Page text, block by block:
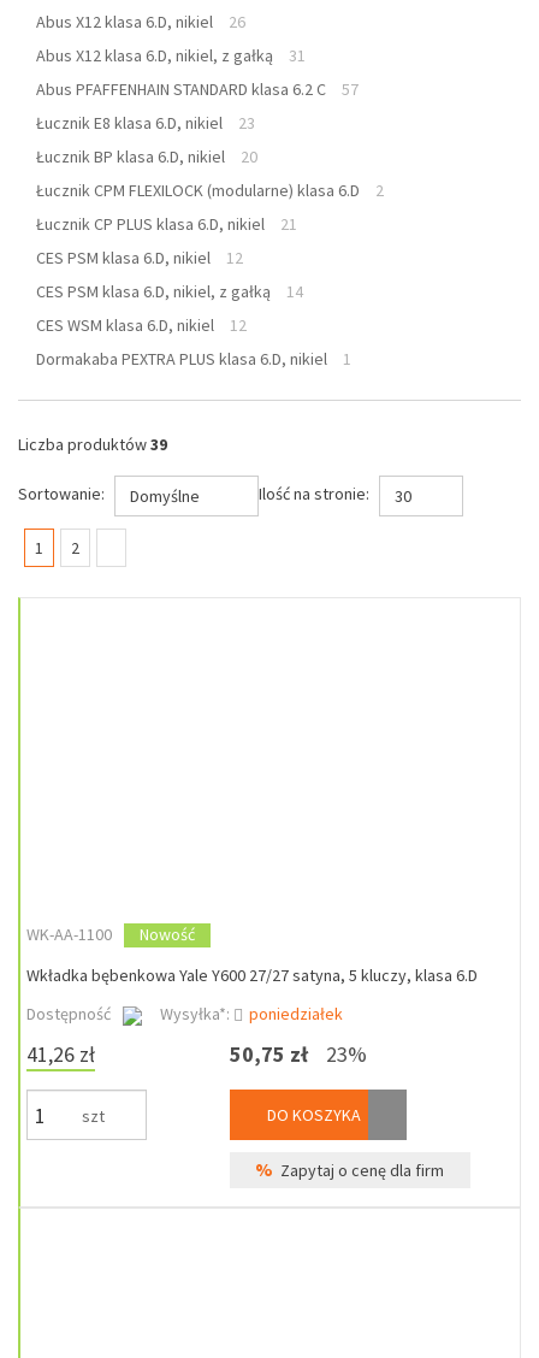
Abus X12 klasa 6.D, nikiel
26
Abus X12 klasa 6.D, nikiel, z gałką
31
Abus PFAFFENHAIN STANDARD klasa 6.2 C
57
Łucznik E8 klasa 6.D, nikiel
23
Łucznik BP klasa 6.D, nikiel
20
Łucznik CPM FLEXILOCK (modularne) klasa 6.D
2
Łucznik CP PLUS klasa 6.D, nikiel
21
CES PSM klasa 6.D, nikiel
12
CES PSM klasa 6.D, nikiel, z gałką
14
CES WSM klasa 6.D, nikiel
12
Dormakaba PEXTRA PLUS klasa 6.D, nikiel
1
Liczba produktów39
Sortowanie: Domyślne Ilość na stronie: 30
1 (current)
2
WK-AA-1100
Nowość
Wkładka bębenkowa Yale Y600 27/27 satyna, 5 kluczy, klasa 6.D
Dostępność
Wysyłka*: poniedziałek
41,26 zł
szt
50,75 zł 23%
DO KOSZYKA
% Zapytaj o cenę dla firm